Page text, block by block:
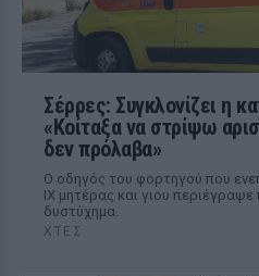
Σέρρες: Συγκλονίζει η
«Κοίταξα να στρίψω
δεν πρόλαβα»
Ο οδηγός του φορτηγού που
ΙΧ μητέρας και γιου
δυστύχημα.
ΧΤΕΣ